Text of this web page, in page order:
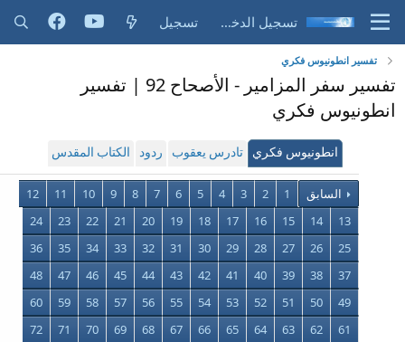
تسجيل الدخول تسجيل
تفسير انطونيوس فكري
تفسير سفر المزامير - الأصحاح 92 | تفسير
انطونيوس فكري
انطونيوس فكري تادرس يعقوب ردود الكتاب المقدس
السابق 1
2
3
4
5
6
7
8
9
10
11
12
13
14
15
16
17
18
19
20
21
22
23
24
25
26
27
28
29
30
31
32
33
34
35
36
37
38
39
40
41
42
43
44
45
46
47
48
49
50
51
52
53
54
55
56
57
58
59
60
61
62
63
64
65
66
67
68
69
70
71
72